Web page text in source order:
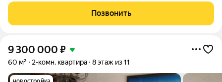
попадаете в просторный холл. Далее расположены две
комнаты квадратной формы,
Позвонить
9 300 000 ₽
60 м² 2-комн. квартира 8 этаж из 11